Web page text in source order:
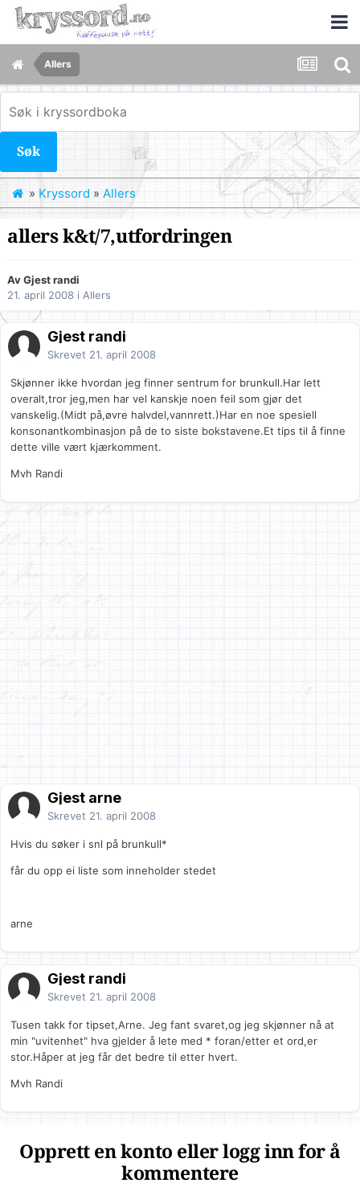
Allers
Søk
» Kryssord » Allers
allers k&t/7,utfordringen
Av Gjest randi
21. april 2008 i Allers
Gjest randi
Skrevet 21. april 2008
Skjønner ikke hvordan jeg finner sentrum for brunkull.Har lett
overalt,tror jeg,men har vel kanskje noen feil som gjør det
vanskelig.(Midt på,øvre halvdel,vannrett.)Har en noe spesiell
konsonantkombinasjon på de to siste bokstavene.Et tips til å finne
dette ville vært kjærkomment.
Mvh Randi
Gjest arne
Skrevet 21. april 2008
Hvis du søker i snl på brunkull*
får du opp ei liste som inneholder stedet
arne
Gjest randi
Skrevet 21. april 2008
Tusen takk for tipset,Arne. Jeg fant svaret,og jeg skjønner nå at
min "uvitenhet" hva gjelder å lete med * foran/etter et ord,er
stor.Håper at jeg får det bedre til etter hvert.
Mvh Randi
Opprett en konto eller logg inn for å
kommentere